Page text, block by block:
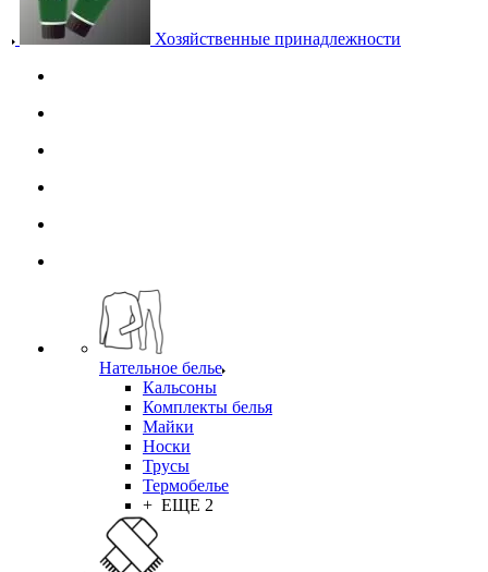
Хозяйственные принадлежности
Нательное белье
Кальсоны
Комплекты белья
Майки
Носки
Трусы
Термобелье
+ ЕЩЕ 2